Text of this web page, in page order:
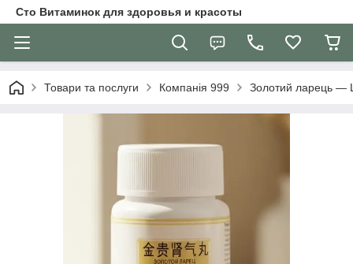
Сто Витаминок для здоровья и красоты
Товари та послуги Компанія 999 Золотий ларець —